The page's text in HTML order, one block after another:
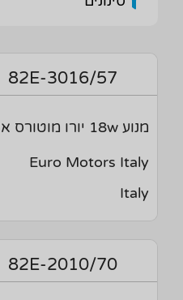
82E-3016/57
מנוע 18w יורו מוטורס איטליה ATEX
Euro Motors Italy
Italy
82E-2010/70